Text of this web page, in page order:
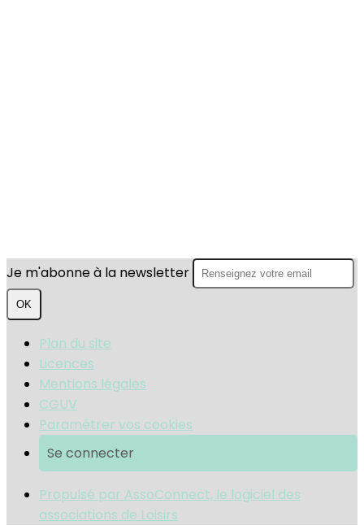
Je m'abonne à la newsletter
OK
Plan du site
Licences
Mentions légales
CGUV
Paramétrer vos cookies
Se connecter
Propulsé par AssoConnect, le logiciel des
associations de Loisirs